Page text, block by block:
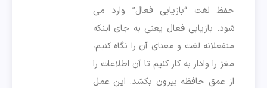
حفظ لغت “بازیابی فعال” وارد می
شود. بازیابی فعال یعنی به جای اینکه
منفعلانه لغت و معنای آن را نگاه کنیم،
مغز را وادار به کار کنیم تا آن اطلاعات را
از عمق حافظه بیرون بکشد. این عمل